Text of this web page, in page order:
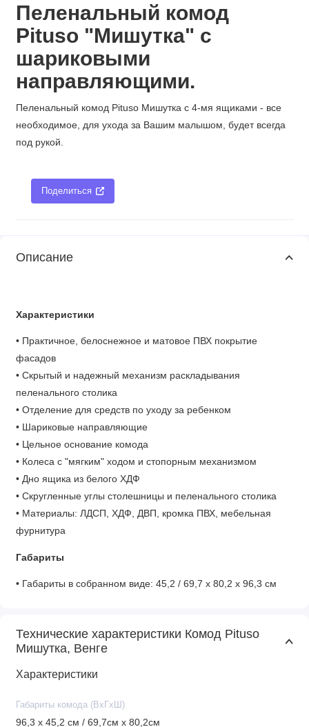
Пеленальный комод
Pituso "Мишутка" с
шариковыми
направляющими.
Пеленальный комод Pituso Мишутка с 4-мя ящиками - все
необходимое, для ухода за Вашим малышом, будет всегда
под рукой.
Поделиться
Описание
Характеристики
• Практичное, белоснежное и матовое ПВХ покрытие
фасадов
• Скрытый и надежный механизм раскладывания
пеленального столика
• Отделение для средств по уходу за ребенком
• Шариковые направляющие
• Цельное основание комода
• Колеса с "мягким" ходом и стопорным механизмом
• Дно ящика из белого ХДФ
• Скругленные углы столешницы и пеленального столика
• Материалы: ЛДСП, ХДФ, ДВП, кромка ПВХ, мебельная
фурнитура
Габариты
• Габариты в собранном виде: 45,2 / 69,7 х 80,2 х 96,3 см
Технические характеристики Комод Pituso
Мишутка, Венге
Характеристики
Габариты комода (ВхГхШ)
96,3 х 45,2 см / 69,7см х 80,2см